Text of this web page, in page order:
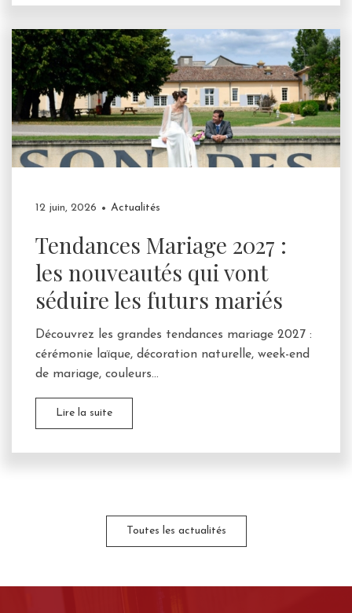
12 juin, 2026 Actualités
Tendances Mariage 2027 :
les nouveautés qui vont
séduire les futurs mariés
Découvrez les grandes tendances mariage 2027 :
cérémonie laïque, décoration naturelle, week-end
de mariage, couleurs...
Lire la suite
Toutes les actualités